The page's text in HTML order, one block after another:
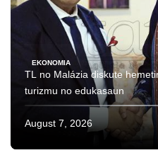
EKONOMIA
TL no Malázia diskute
turizmu no edukasaun
August 7, 2026